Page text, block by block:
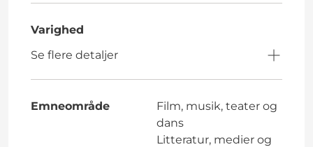
Varighed
Se flere detaljer
Emneområde
Film, musik, teater og
dans
Litteratur, medier og